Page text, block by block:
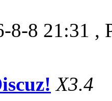
8-8 21:31 ,
X3.4